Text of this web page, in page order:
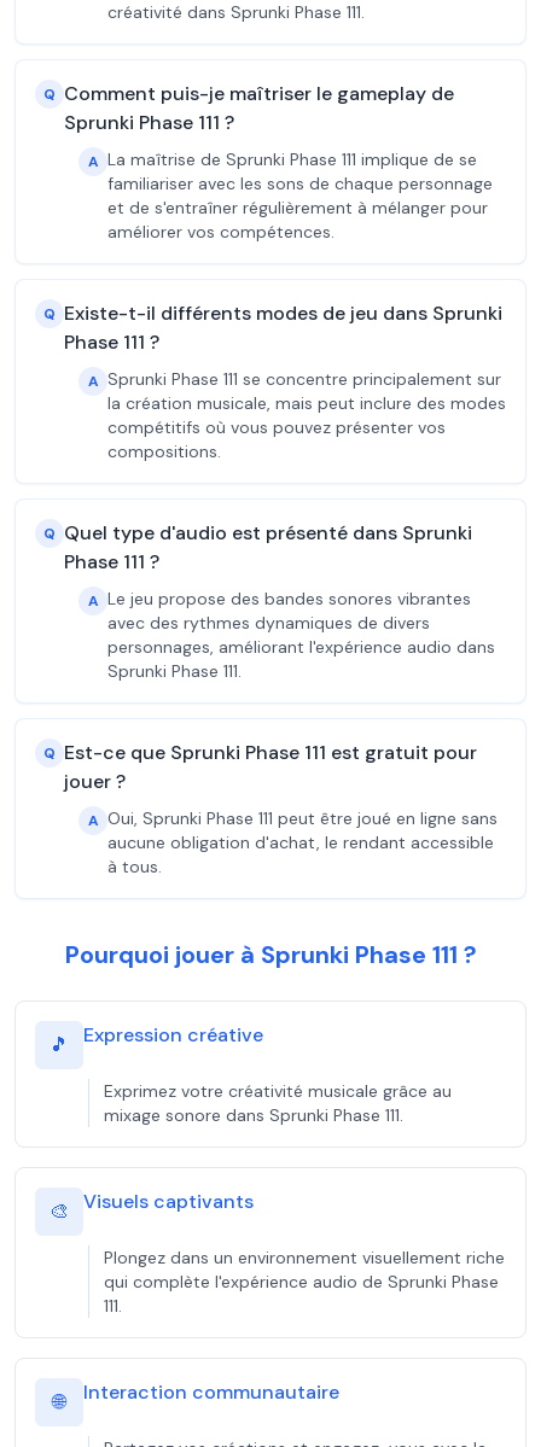
créativité dans Sprunki Phase 111.
Q Comment puis-je maîtriser le gameplay de
Sprunki Phase 111 ?
A La maîtrise de Sprunki Phase 111 implique de se
familiariser avec les sons de chaque personnage
et de s'entraîner régulièrement à mélanger pour
améliorer vos compétences.
Q Existe-t-il différents modes de jeu dans Sprunki
Phase 111 ?
A Sprunki Phase 111 se concentre principalement sur
la création musicale, mais peut inclure des modes
compétitifs où vous pouvez présenter vos
compositions.
Q Quel type d'audio est présenté dans Sprunki
Phase 111 ?
A Le jeu propose des bandes sonores vibrantes
avec des rythmes dynamiques de divers
personnages, améliorant l'expérience audio dans
Sprunki Phase 111.
Q Est-ce que Sprunki Phase 111 est gratuit pour
jouer ?
A Oui, Sprunki Phase 111 peut être joué en ligne sans
aucune obligation d'achat, le rendant accessible
à tous.
Pourquoi jouer à Sprunki Phase 111 ?
🎵 Expression créative
Exprimez votre créativité musicale grâce au
mixage sonore dans Sprunki Phase 111.
🎨 Visuels captivants
Plongez dans un environnement visuellement riche
qui complète l'expérience audio de Sprunki Phase
111.
🌐 Interaction communautaire